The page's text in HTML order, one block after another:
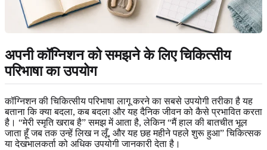
अपनी कॉग्निशन को समझने के लिए चिकित्सीय
परिभाषा का उपयोग
कॉग्निशन की चिकित्सीय परिभाषा लागू करने का सबसे उपयोगी तरीका है यह
बताना कि क्या बदला, कब बदला और यह दैनिक जीवन को कैसे प्रभावित करता
है। “मेरी स्मृति खराब है” समझ में आता है, लेकिन “मैं हाल की बातचीत भूल
जाता हूँ जब तक उन्हें लिख न लूँ, और यह छह महीने पहले शुरू हुआ” चिकित्सक
या देखभालकर्ता को अधिक उपयोगी जानकारी देता है।